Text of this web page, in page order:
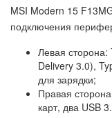
MSI Modern 15
подключения
Левая
Delivery 3.0),
для зарядки;
Правая
карт, два USB